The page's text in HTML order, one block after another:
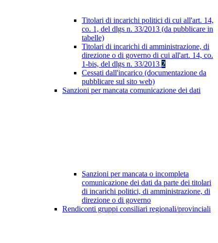
Titolari di incarichi politici di cui all'art. 14,
co. 1, del dlgs n. 33/2013 (da pubblicare in
tabelle)
Titolari di incarichi di amministrazione, di
direzione o di governo di cui all'art. 14, co.
1-bis, del dlgs n. 33/2013 2
Cessati dall'incarico (documentazione da
pubblicare sul sito web)
Sanzioni per mancata comunicazione dei dati
Sanzioni per mancata o incompleta
comunicazione dei dati da parte dei titolari
di incarichi politici, di amministrazione, di
direzione o di governo
Rendiconti gruppi consiliari regionali/provinciali